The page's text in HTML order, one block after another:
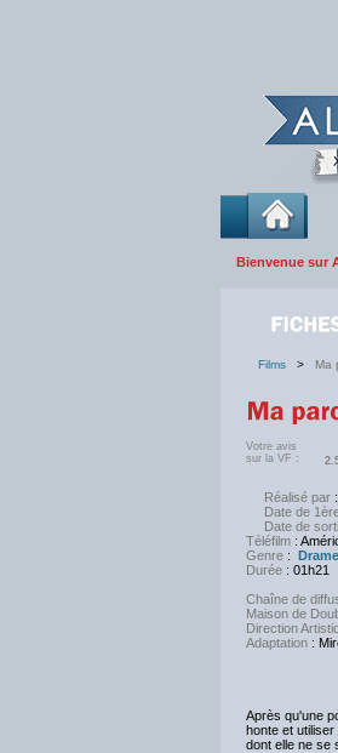
Bienvenue sur
Films > Ma
Votre avis
sur la VF :
Réalisé par
Date de
Date de
Téléfilm :
Genre : Drame
Durée : 01h21
Chaîne de
Maison de
Direction
Adaptation :
Après qu'une
honte et
dont elle ne se